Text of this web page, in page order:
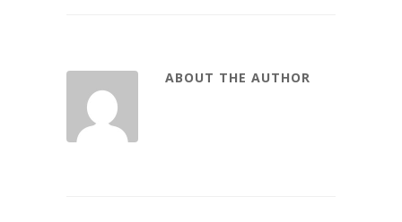
ABOUT THE AUTHOR